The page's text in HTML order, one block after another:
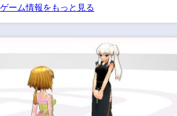
ゲーム情報をもっと見る